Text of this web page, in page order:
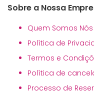
Sobre a Nossa
Quem Somos Nós
Política de
Termos e
Política de
Processo de